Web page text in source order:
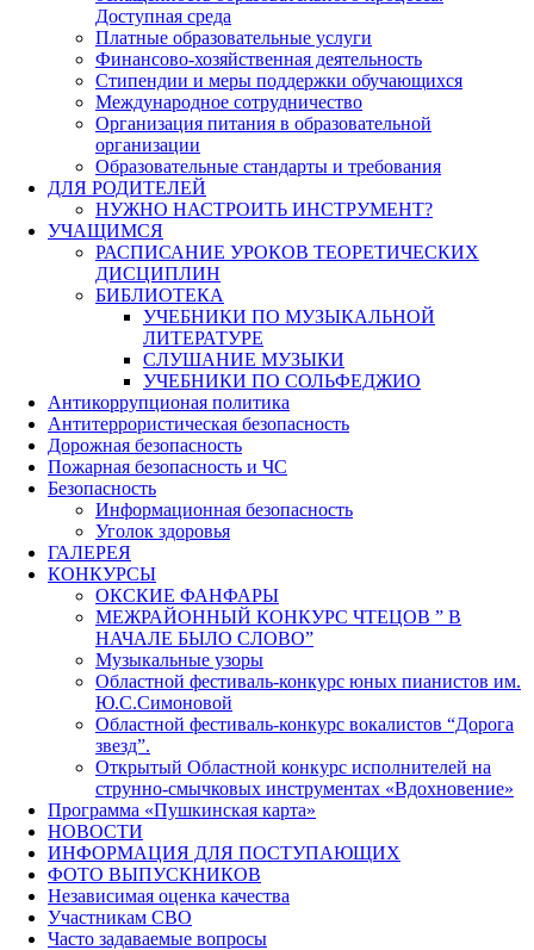
Доступная среда
Платные образовательные услуги
Финансово-хозяйственная деятельность
Стипендии и меры поддержки обучающихся
Международное сотрудничество
Организация питания в образовательной
организации
Образовательные стандарты и требования
ДЛЯ РОДИТЕЛЕЙ
НУЖНО НАСТРОИТЬ ИНСТРУМЕНТ?
УЧАЩИМСЯ
РАСПИСАНИЕ УРОКОВ ТЕОРЕТИЧЕСКИХ
ДИСЦИПЛИН
БИБЛИОТЕКА
УЧЕБНИКИ ПО МУЗЫКАЛЬНОЙ
ЛИТЕРАТУРЕ
СЛУШАНИЕ МУЗЫКИ
УЧЕБНИКИ ПО СОЛЬФЕДЖИО
Антикоррупционая политика
Антитеррористическая безопасность
Дорожная безопасность
Пожарная безопасность и ЧС
Безопасность
Информационная безопасность
Уголок здоровья
ГАЛЕРЕЯ
КОНКУРСЫ
ОКСКИЕ ФАНФАРЫ
МЕЖРАЙОННЫЙ КОНКУРС ЧТЕЦОВ ” В
НАЧАЛЕ БЫЛО СЛОВО”
Музыкальные узоры
Областной фестиваль-конкурс юных пианистов им.
Ю.С.Симоновой
Областной фестиваль-конкурс вокалистов “Дорога
звезд”.
Открытый Областной конкурс исполнителей на
струнно-смычковых инструментах «Вдохновение»
Программа «Пушкинская карта»
НОВОСТИ
ИНФОРМАЦИЯ ДЛЯ ПОСТУПАЮЩИХ
ФОТО ВЫПУСКНИКОВ
Независимая оценка качества
Участникам СВО
Часто задаваемые вопросы